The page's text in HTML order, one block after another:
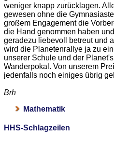
weniger knapp zurücklagen.
gewesen ohne die
großem Engagement die
die Hand genommen haben
geradezu liebevoll betreut und
wird die Planetenrallye ja zu
unserer Schule und der
Wanderpokal. Von unserem
jedenfalls noch einiges übrig
Brh
Mathematik
HHS-Schlagzeilen